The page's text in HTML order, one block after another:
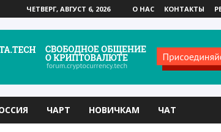
ЧЕТВЕРГ, АВГУСТ 6, 2026 О НАС КОНТАКТЫ
ЧАРТ НОВИЧКАМ ЧАТ